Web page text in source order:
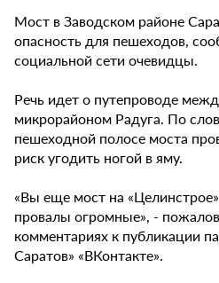
Мост в Заводском районе
опасность для пешеходов,
социальной сети очевидцы.
Речь идет о путепроводе
микрорайоном Радуга. По
пешеходной полосе моста
риск угодить ногой в яму.
«Вы еще мост на
провалы огромные», -
комментариях к публикации
Саратов» «ВКонтакте».